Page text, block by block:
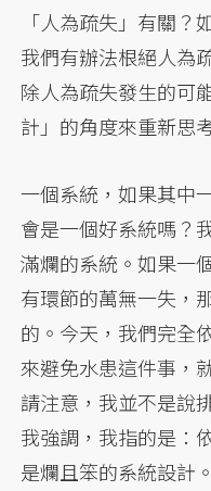
「人為疏失」有關？
我們有辦法根絕人為
除人為疏失發生的可
計」的角度來重新思
一個系統，如果其中
會是一個好系統嗎？
滿爛的系統。如果一
有環節的萬無一失，
的。今天，我們完全
來避免水患這件事，
請注意，我並不是說
我強調，我指的是：
是爛且笨的系統設計